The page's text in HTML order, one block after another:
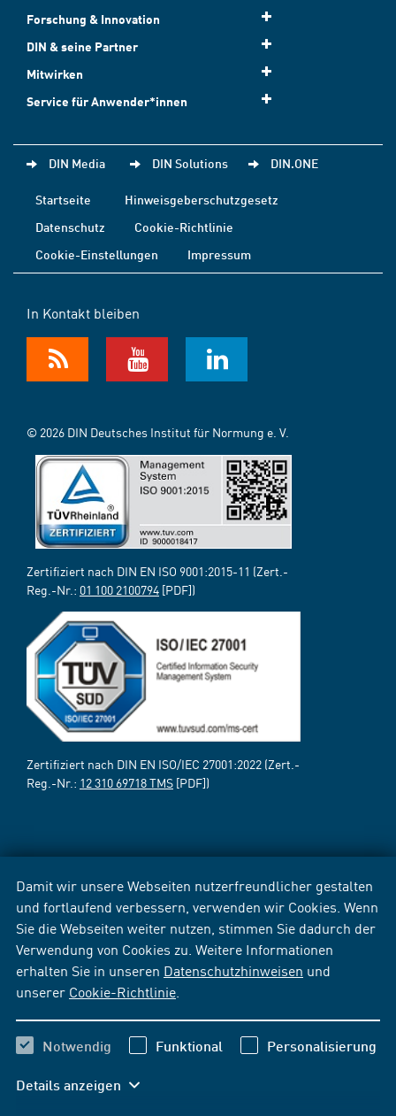
Damit wir unsere Webseiten nutzerfreundlicher gestalten
und fortlaufend verbessern, verwenden wir Cookies. Wenn
Sie die Webseiten weiter nutzen, stimmen Sie dadurch der
Verwendung von Cookies zu. Weitere Informationen
erhalten Sie in unseren Datenschutzhinweisen und
unserer Cookie-Richtlinie
Notwendig Funktional Personalisierung
Details anzeigen
Forschung & Innovation
DIN & seine Partner
Mitwirken
Service für Anwender*innen
DIN Media DIN Solutions DIN.ONE
Startseite
Hinweisgeberschutzgesetz
Datenschutz
Cookie-Richtlinie
Cookie-Einstellungen
Impressum
In Kontakt bleiben
© 2026 DIN Deutsches Institut für Normung e. V.
Zertifiziert nach DIN EN ISO 9001:2015-11 (Zert.-
Reg.-Nr.: 01 100 2100794 [PDF])
Zertifiziert nach DIN EN ISO/IEC 27001:2022 (Zert.-
Reg.-Nr.: 12 310 69718 TMS [PDF])